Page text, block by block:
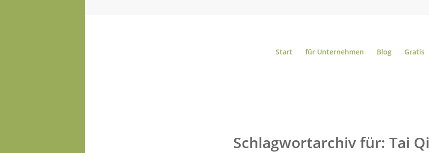
Start für Unternehmen Blog Gratis
Schlagwortarchiv für: Tai Qi